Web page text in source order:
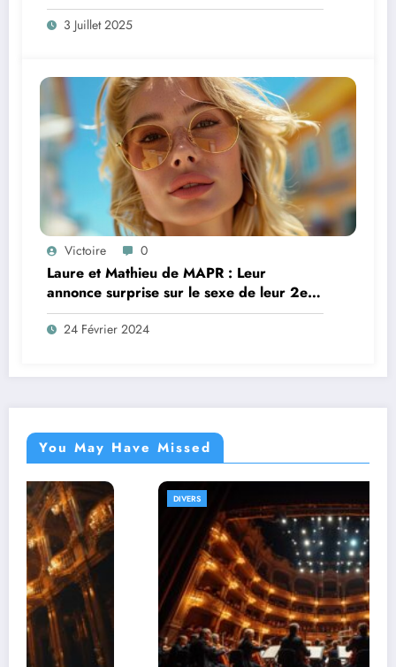
3 Juillet 2025
Victoire 0
Laure et Mathieu de MAPR : Leur
annonce surprise sur le sexe de leur 2e
bébé !
24 Février 2024
You May Have Missed
DIVERS